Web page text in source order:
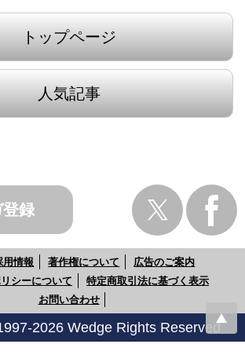
トップページ
人気記事
登録
用情報 著作権について
広告のご案内
シーについて
特定商取引法に基づく表示
お問い合わせ
2026 Wedge Rights Reserved